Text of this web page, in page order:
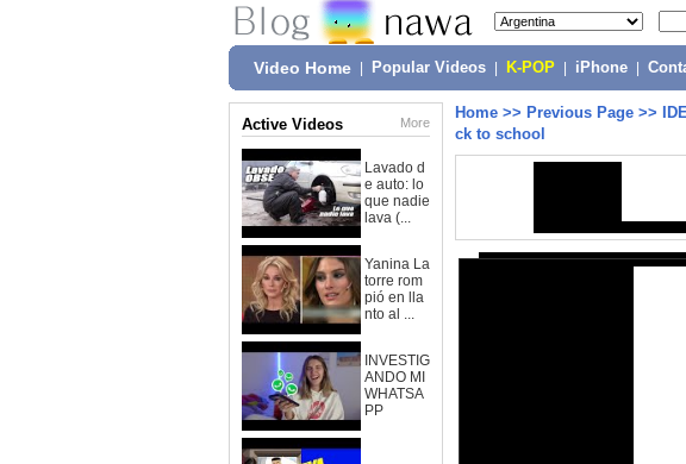
Video Home Popular Videos K-POP iPhone
Active Videos More
Lavado d
e auto: lo
que nadie
lava (...
Yanina La
torre rom
pió en lla
nto al ...
INVESTIG
ANDO MI
WHATSA
PP
Home >> Previous Page >>
ck to school